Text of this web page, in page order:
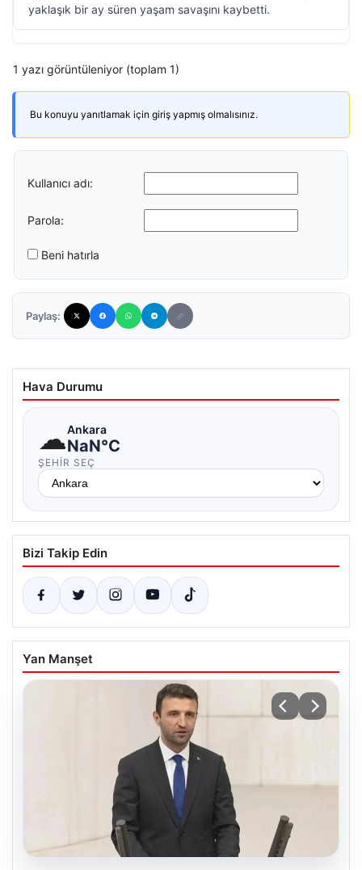
yaklaşık bir ay süren yaşam savaşını kaybetti.
1 yazı görüntüleniyor (toplam 1)
Bu konuyu yanıtlamak için giriş yapmış olmalısınız.
Kullanıcı adı:
Parola:
Beni hatırla
Paylaş:
Hava Durumu
☁Ankara
NaN°C
ŞEHIR SEÇ
Bizi Takip Edin
Yan Manşet